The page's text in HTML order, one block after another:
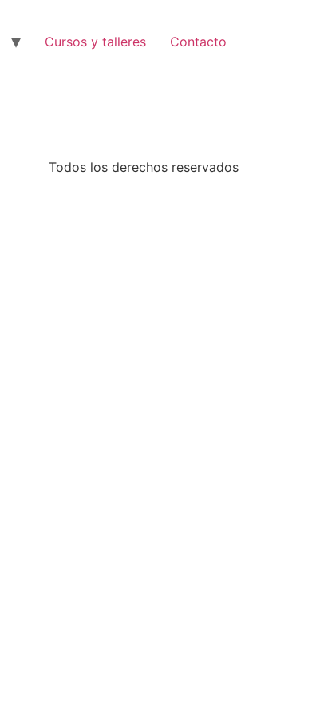
Cursos y talleres Contacto
Todos los derechos reservados